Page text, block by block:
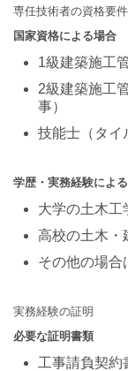
専任技術者の資格要件
国家資格による場合
1級建築施工
2級建築施工
事）
技能士（タイ
学歴・実務経験によ
大学の土木工
高校の土木・
その他の場合
実務経験の証明
必要な証明書類
工事請負契約